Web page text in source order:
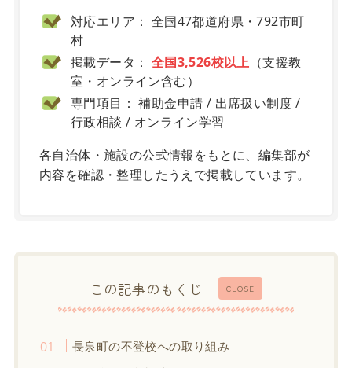
対応エリア： 全国47都道府県・792市町
村
掲載データ： 全国3,526校以上 （支援教
室・オンライン含む）
専門項目： 補助金申請 / 出席扱い制度 /
行政相談 / オンライン学習
各自治体・施設の公式情報をもとに、編集部が
内容を確認・整理したうえで掲載しています。
CLOSE
この記事のもくじ
長泉町の不登校への取り組み